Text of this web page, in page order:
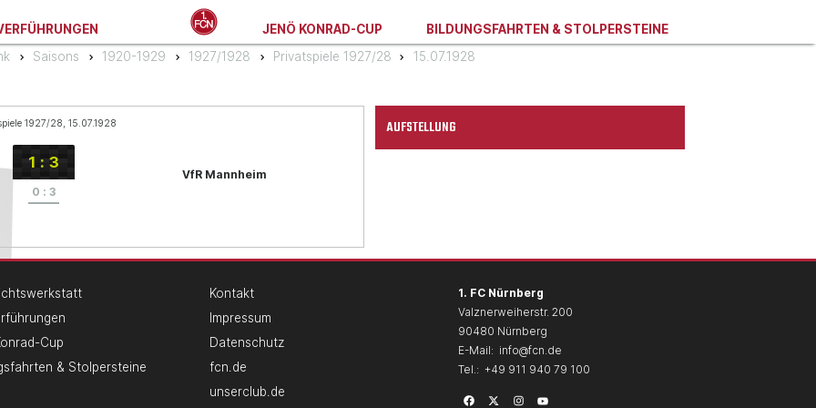
JENÖ KONRAD-CUP
BILDUNGSFAHRTEN & STOLPERSTEINE
Saisons 1920-1929 1927/1928 Privatspiele 1927/28 15.07.1928
1927/28, 15.07.1928
1 : 3
0 : 3
VfR Mannheim
AUFSTELLUNG
Cup
& Stolpersteine
Kontakt
Impressum
Datenschutz
fcn.de
unserclub.de
1. FC Nürnberg
Valznerweiherstr. 200
90480 Nürnberg
E-Mail: info@fcn.de
Tel.: +49 911 940 79 100